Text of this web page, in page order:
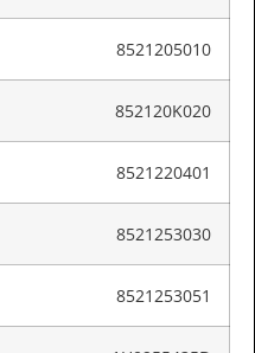
8521205010
852120K020
8521220401
8521253030
8521253051